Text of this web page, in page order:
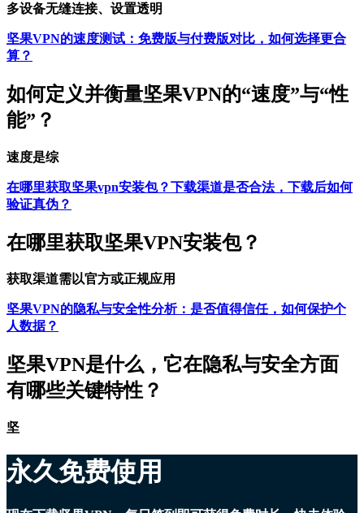
多设备无缝连接、设置透明
坚果VPN的速度测试：免费版与付费版对比，如何选择更合
算？
如何定义并衡量坚果VPN的“速度”与“性
能”？
速度是综
在哪里获取坚果vpn安装包？下载渠道是否合法，下载后如何
验证真伪？
在哪里获取坚果VPN安装包？
获取渠道需以官方或正规应用
坚果VPN的隐私与安全性分析：是否值得信任，如何保护个
人数据？
坚果VPN是什么，它在隐私与安全方面
有哪些关键特性？
坚
永久免费使用